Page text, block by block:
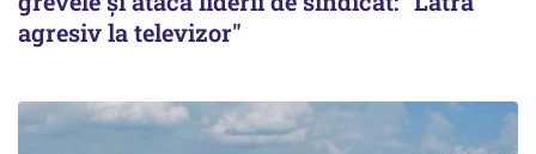
agresiv la televizor"